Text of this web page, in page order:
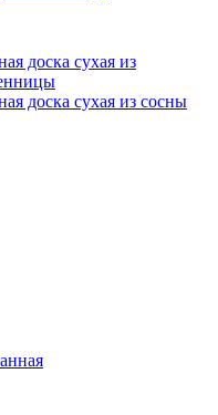
доска сухая из
доска сухая из сосны